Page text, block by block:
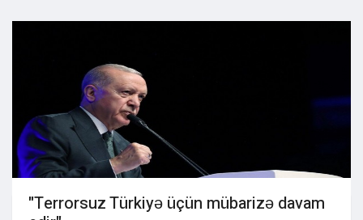
"Terrorsuz Türkiyə üçün mübarizə davam